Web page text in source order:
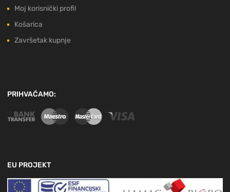
Moj korisnički profil
Košarica
Završetak kupnje
PRIHVAĆAMO:
EU PROJEKT